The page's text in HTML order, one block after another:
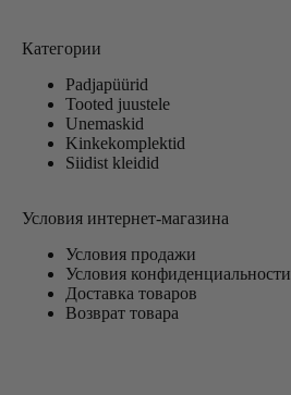
Категории
Padjapüürid
Tooted juustele
Unemaskid
Kinkekomplektid
Siidist kleidid
Условия интернет-магазина
Условия продажи
Условия конфиденциальности
Доставка товаров
Возврат товара